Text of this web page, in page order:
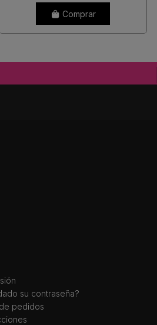
Comprar
su contraseña?
pedidos